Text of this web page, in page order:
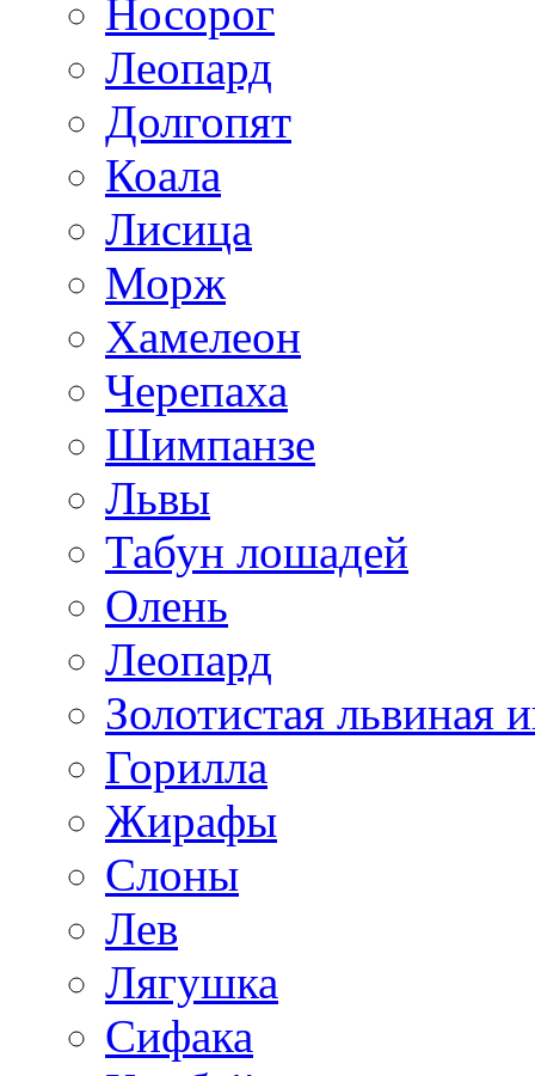
Носорог
Леопард
Долгопят
Коала
Лисица
Морж
Хамелеон
Черепаха
Шимпанзе
Львы
Табун лошадей
Олень
Леопард
Золотистая львиная
Горилла
Жирафы
Слоны
Лев
Лягушка
Сифака